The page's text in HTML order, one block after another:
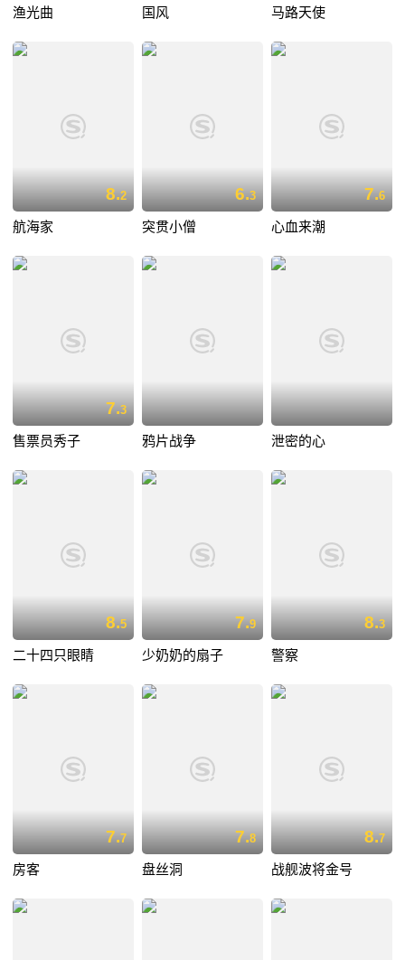
渔光曲 国风 马路天使
8.2
航海家
6.3
突贯小僧
7.6
心血来潮
7.3
售票员秀子 鸦片战争 泄密的心
8.5
二十四只眼睛
7.9
少奶奶的扇子
8.3
警察
7.7
房客
7.8
盘丝洞
8.7
战舰波将金号